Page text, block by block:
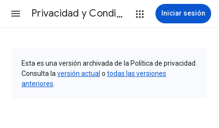
Privacidad y Condiciones Iniciar sesión
Esta es una versión archivada de la Política de privacidad.
Consulta la versión actual o todas las versiones
anteriores